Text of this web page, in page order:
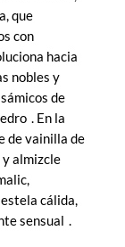
que
con
hacia
nobles y
de
. En la
de vainilla de
y almizcle
cálida,
sensual .